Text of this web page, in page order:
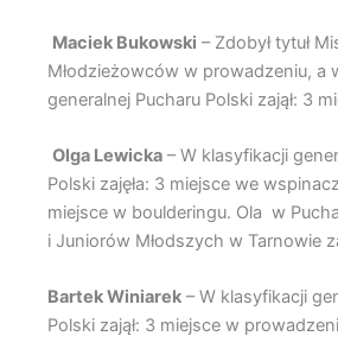
Maciek Bukowski – Zdobył tytuł
Młodzieżowców w prowadzeniu, a
generalnej Pucharu Polski zajął: 3
Olga Lewicka – W klasyfikacji
Polski zajęła: 3 miejsce we
miejsce w boulderingu. Ola w
i Juniorów Młodszych w Tarnowie
Bartek Winiarek – W klasyfikacji
Polski zajął: 3 miejsce w